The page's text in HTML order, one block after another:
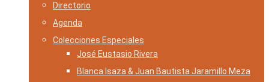
Directorio
Agenda
Colecciones Especiales
José Eustasio Rivera
Blanca Isaza & Juan Bautista Jaramillo Meza